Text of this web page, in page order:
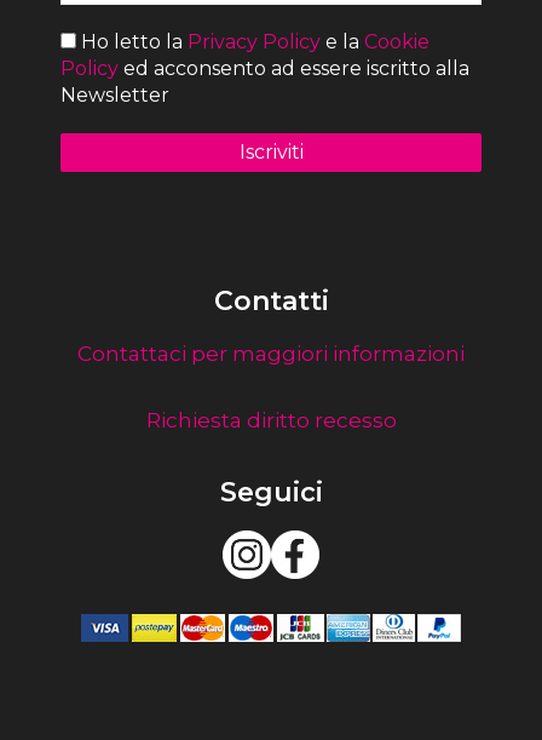
Ho letto la Privacy Policy e la Cookie
Policy ed acconsento ad essere iscritto alla
Newsletter
Contatti
Contattaci per maggiori informazioni
Richiesta diritto recesso
Seguici